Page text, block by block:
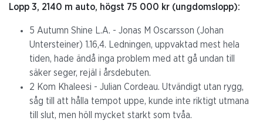
Lopp 3, 2140 m auto, högst 75 000 kr (ungdomslopp):
5 Autumn Shine L.A. - Jonas M Oscarsson (Johan
Untersteiner) 1.16,4. Ledningen, uppvaktad mest hela
tiden, hade ändå inga problem med att gå undan till
säker seger, rejäl i årsdebuten.
2 Kom Khaleesi - Julian Cordeau. Utvändigt utan rygg,
såg till att hålla tempot uppe, kunde inte riktigt utmana
till slut, men höll mycket starkt som tvåa.